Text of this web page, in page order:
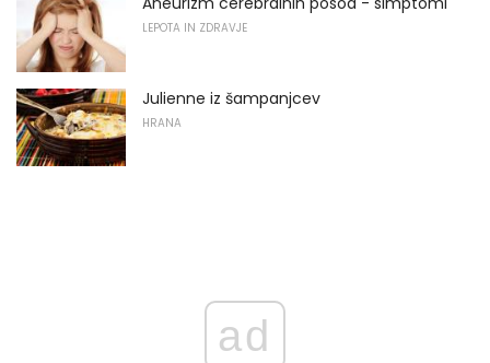
LEPOTA IN ZDRAVJE
Julienne iz šampanjcev
HRANA
ad